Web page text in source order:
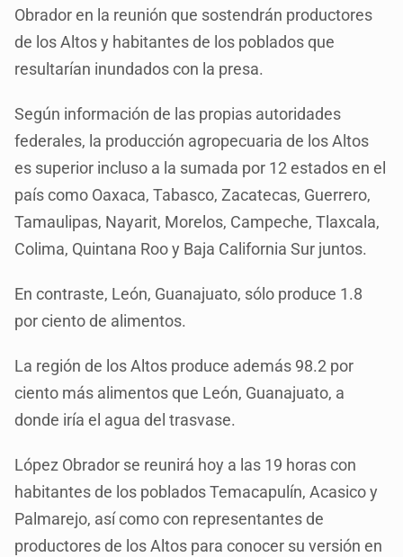
Obrador en la reunión que sostendrán productores
de los Altos y habitantes de los poblados que
resultarían inundados con la presa.
Según información de las propias autoridades
federales, la producción agropecuaria de los Altos
es superior incluso a la sumada por 12 estados en el
país como Oaxaca, Tabasco, Zacatecas, Guerrero,
Tamaulipas, Nayarit, Morelos, Campeche, Tlaxcala,
Colima, Quintana Roo y Baja California Sur juntos.
En contraste, León, Guanajuato, sólo produce 1.8
por ciento de alimentos.
La región de los Altos produce además 98.2 por
ciento más alimentos que León, Guanajuato, a
donde iría el agua del trasvase.
López Obrador se reunirá hoy a las 19 horas con
habitantes de los poblados Temacapulín, Acasico y
Palmarejo, así como con representantes de
productores de los Altos para conocer su versión en